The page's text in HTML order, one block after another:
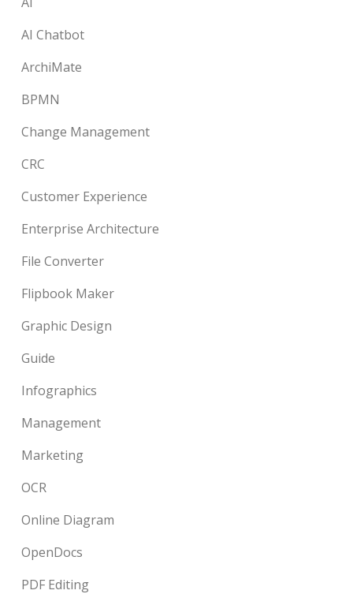
AI Chatbot
ArchiMate
BPMN
Change Management
CRC
Customer Experience
Enterprise Architecture
File Converter
Flipbook Maker
Graphic Design
Guide
Infographics
Management
Marketing
OCR
Online Diagram
OpenDocs
PDF Editing